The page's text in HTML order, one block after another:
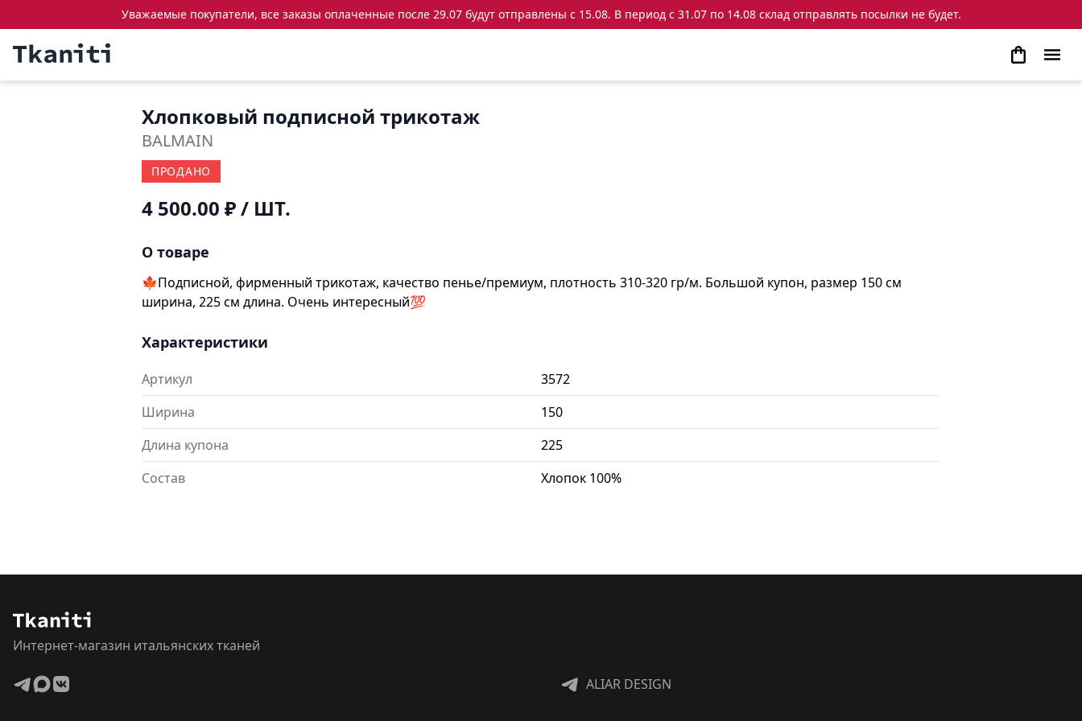
Уважаемые покупатели, все заказы оплаченные после 29.07 будут отправлены с 15.08. В период с 31.07 по 14.08 склад отправлять посылки не будет.
Хлопковый подписной трикотаж
BALMAIN
ПРОДАНО
4 500.00 ₽/ ШТ.
О товаре
🍁Подписной, фирменный трикотаж, качество пенье/премиум, плотность 310-320 гр/м. Большой купон, размер 150 см
ширина, 225 см длина. Очень интересный💯
Характеристики
Артикул
3572
Ширина
150
Длина купона
225
Состав
Хлопок 100%
Интернет-магазин итальянских тканей
ALIAR DESIGN